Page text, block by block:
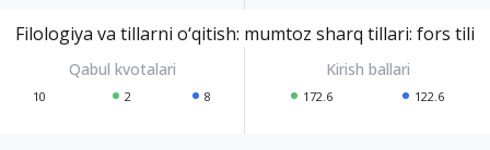
Filologiya va tillarni o‘qitish: mumtoz sharq tillari: fors tili
10 2 8 172.6 122.6